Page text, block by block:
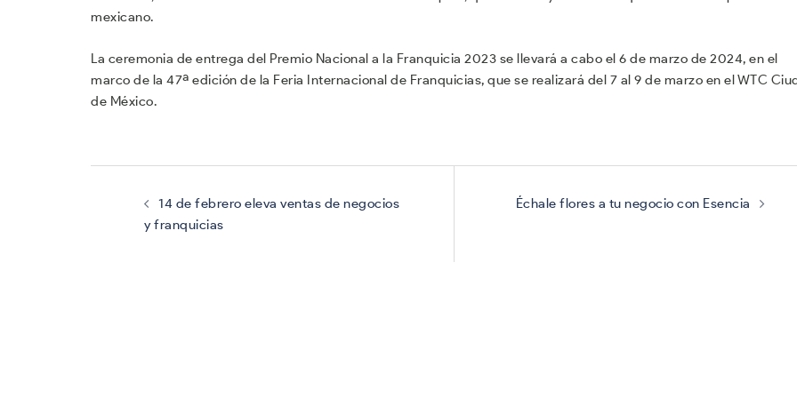
mexicano.
La ceremonia de entrega del Premio Nacional a la Franquicia 2023 se llevará a cabo el 6 de marzo de 2024, en el
marco de la 47ª edición de la Feria Internacional de Franquicias, que se realizará del 7 al 9 de marzo en el WTC
de México.
Navegación
entradas14 de febrero eleva ventas de negocios
y franquicias
Échale flores a tu negocio con Esencia